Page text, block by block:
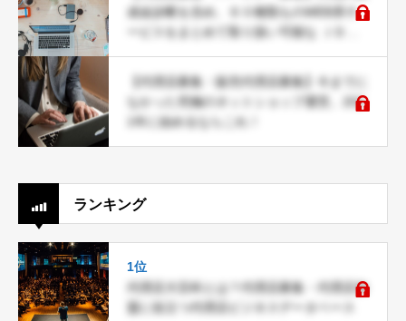
成金診断を含め、６０種類ものWEB系サ
ービスをまとめて取り扱い可能な ＪＤネ
【代理店募集・販売代理店募集】今までに
なかった究極のネットショップ運営。202
1年に始めるならこれ！
ランキング
1位
代理店大百科とは？代理店募集・代理店加
盟に役立つ代理店ビジネスデータベース